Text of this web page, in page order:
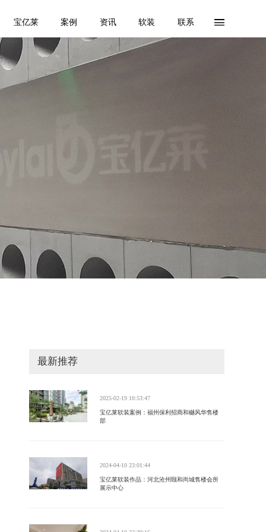
宝亿莱 案例 资讯 软装 联系
最新推荐
2025-02-19 10:53:47
宝亿莱软装案例：福州保利招商和樾风华售楼
部
2024-04-10 23:01:44
宝亿莱软装作品：河北沧州颐和尚城售楼会所
展示中心